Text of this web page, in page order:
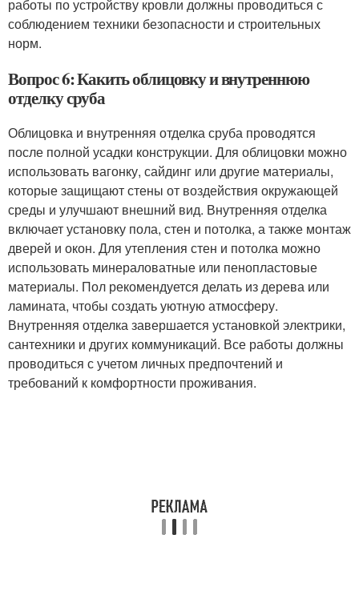
работы по устройству кровли должны проводиться с
соблюдением техники безопасности и строительных
норм.
Вопрос 6: Какить облицовку и внутреннюю
отделку сруба
Облицовка и внутренняя отделка сруба проводятся
после полной усадки конструкции. Для облицовки можно
использовать вагонку, сайдинг или другие материалы,
которые защищают стены от воздействия окружающей
среды и улучшают внешний вид. Внутренняя отделка
включает установку пола, стен и потолка, а также монтаж
дверей и окон. Для утепления стен и потолка можно
использовать минераловатные или пенопластовые
материалы. Пол рекомендуется делать из дерева или
ламината, чтобы создать уютную атмосферу.
Внутренняя отделка завершается установкой электрики,
сантехники и других коммуникаций. Все работы должны
проводиться с учетом личных предпочтений и
требований к комфортности проживания.